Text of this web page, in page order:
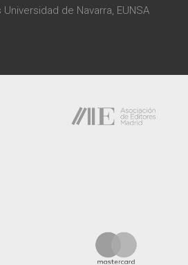
de Navarra, EUNSA